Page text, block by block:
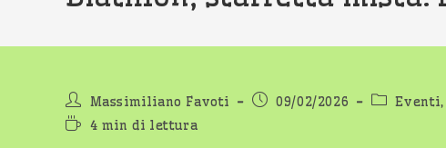
Autore
dell'articolo:
Massimiliano Favoti
Articolo
09/02/2026
Categoria
Tempo4 min di lettura